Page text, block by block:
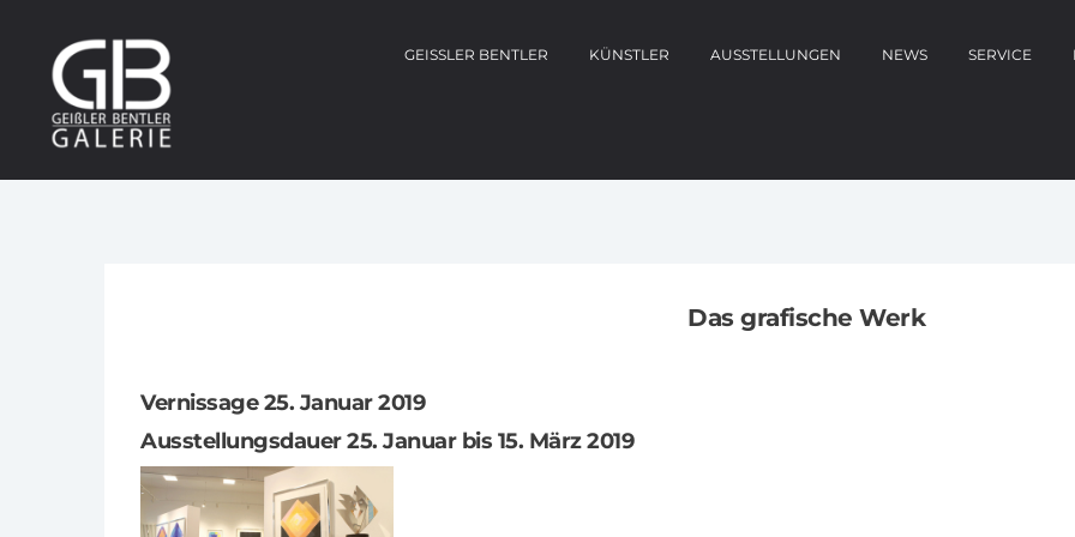
GEISSLER BENTLER KÜNSTLER AUSSTELLUNGEN NEWS SERVICE
Das grafische Werk
Vernissage 25. Januar 2019
Ausstellungsdauer 25. Januar bis 15. März 2019